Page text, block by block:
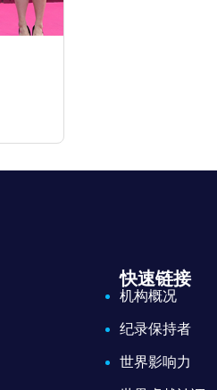
快速链接
机构概况
纪录保持者
世界影响力